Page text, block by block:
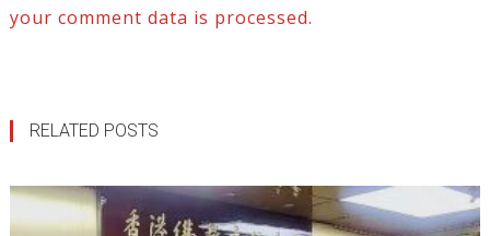
your comment data is processed.
RELATED POSTS